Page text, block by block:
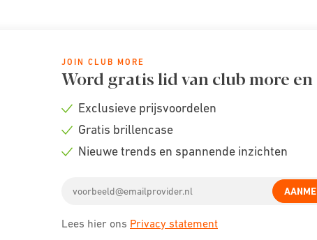
JOIN CLUB MORE
Word gratis lid van club more
Check
Exclusieve prijsvoordelen
Check
Gratis brillencase
Nieuwe trends en spannende inzichten
address
Lees hier ons Privacy statement